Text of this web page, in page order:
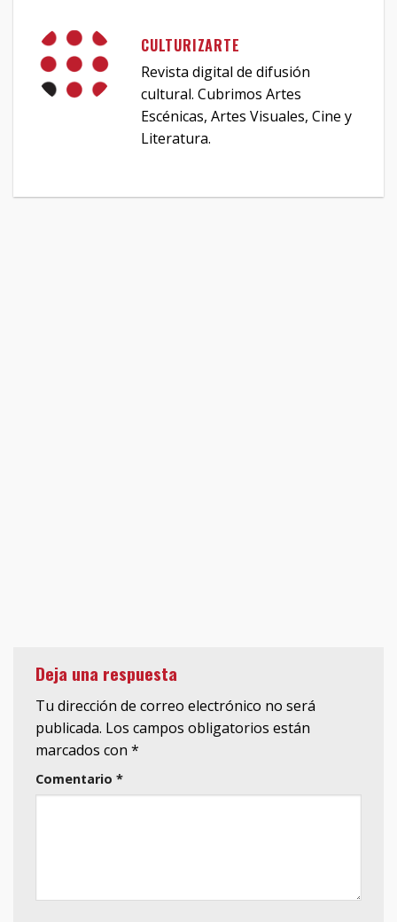
CULTURIZARTE
Revista digital de difusión
cultural. Cubrimos Artes
Escénicas, Artes Visuales, Cine y
Literatura.
Deja una respuesta
Tu dirección de correo electrónico no será
publicada. Los campos obligatorios están
marcados con *
Comentario *